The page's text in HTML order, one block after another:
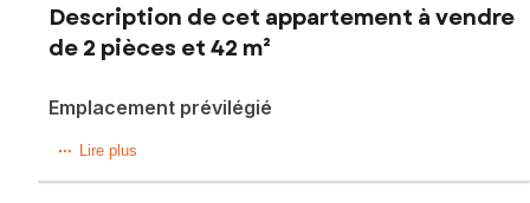
Description de cet appartement à vendre
de 2 pièces et 42 m²
Emplacement prévilégié
Silvina Andrade vous offre l'opportunité d'acquérir ce bien
Lire plus